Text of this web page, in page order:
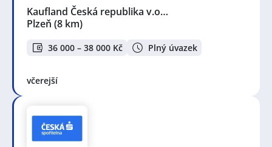
Kaufland Česká republika v.o…
Plzeň (8 km)
36 000 – 38 000 Kč Plný úvazek
včerejší